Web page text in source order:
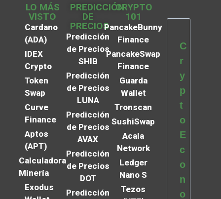
LO MÁS
VISTO
Cardano
(ADA)
IDEX
Crypto
Token
Swap
Curve
Finance
Aptos
(APT)
Calculadora
Minería
Exodus
PREDICCIÓN
DE
PRECIOS
Predicción
de Precios
SHIB
Predicción
de Precios
LUNA
Predicción
de Precios
AVAX
Predicción
de Precios
DOT
Predicción
CRYPTO
101
PancakeBunny
Finance
PancakeSwap
Finance
Guarda
Wallet
Tronscan
SushiSwap
Acala
Network
Ledger
Nano S
Tezos
C
r
y
p
t
o
E
c
o
n
o